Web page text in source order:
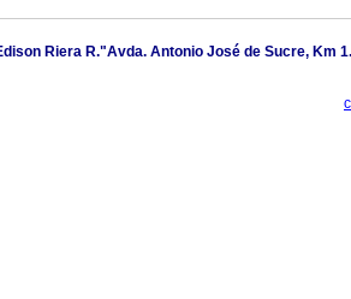
Riera R."Avda. Antonio José de Sucre, Km